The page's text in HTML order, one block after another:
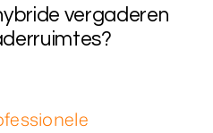
vergaderen